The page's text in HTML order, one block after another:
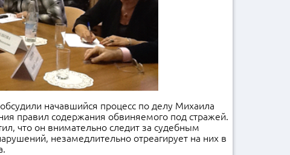
начавшийся процесс по делу Михаила
правил содержания обвиняемого под стражей.
что он внимательно следит за судебным
незамедлительно отреагирует на них в